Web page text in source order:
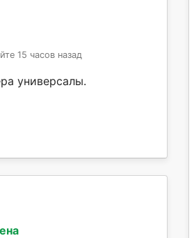
15 часов назад
универсалы.